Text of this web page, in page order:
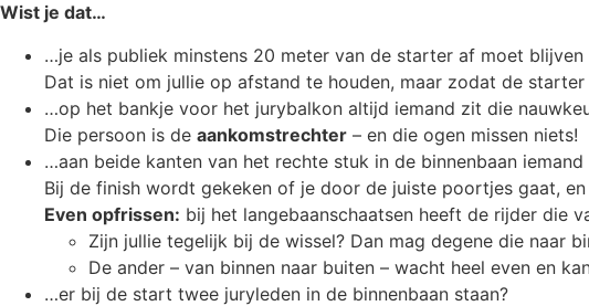
Wist je dat…
…je als publiek minstens 20 meter van de starter af moet blijven
Dat is niet om jullie op afstand te houden, maar zodat de
…op het bankje voor het jurybalkon altijd iemand zit die
Die persoon is de aankomstrechter – en die ogen missen niets!
…aan beide kanten van het rechte stuk in de binnenbaan
Bij de finish wordt gekeken of je door de juiste poortjes gaat,
Even opfrissen: bij het langebaanschaatsen heeft de rijder die
Zijn jullie tegelijk bij de wissel? Dan mag degene die naar
De ander – van binnen naar buiten – wacht heel even en
…er bij de start twee juryleden in de binnenbaan staan?